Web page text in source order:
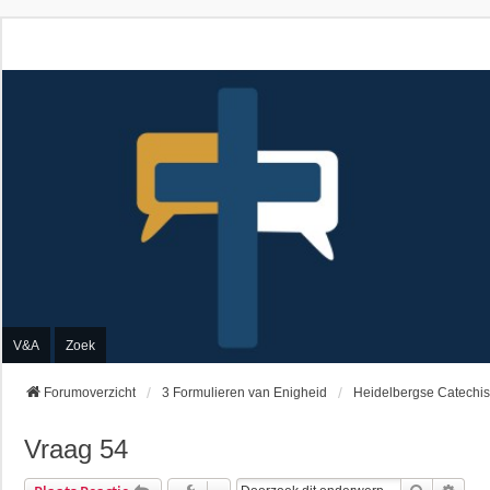
V&A Zoek
Forumoverzicht 3 Formulieren van Enigheid Heidelbergse
Vraag 54